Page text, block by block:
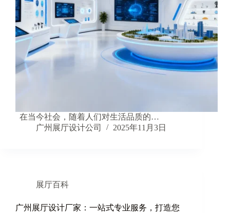
在当今社会，随着人们对生活品质的…
广州展厅设计公司
2025年11月3日
展厅百科
广州展厅设计厂家：一站式专业服务，打造您